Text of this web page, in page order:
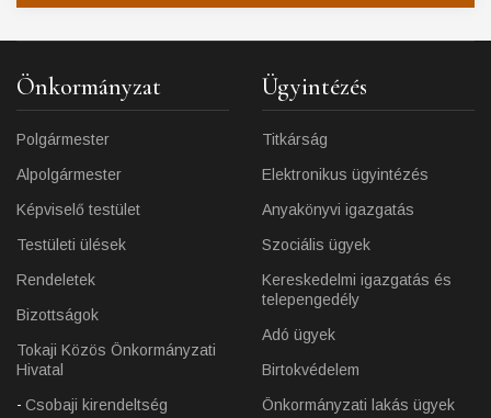
Önkormányzat
Polgármester
Alpolgármester
Képviselő testület
Testületi ülések
Rendeletek
Bizottságok
Tokaji Közös Önkormányzati
Hivatal
Csobaji kirendeltség
Ügyintézés
Titkárság
Elektronikus ügyintézés
Anyakönyvi igazgatás
Szociális ügyek
Kereskedelmi igazgatás és
telepengedély
Adó ügyek
Birtokvédelem
Önkormányzati lakás ügyek